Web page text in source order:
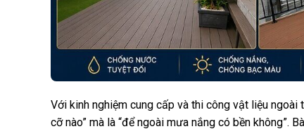
Với kinh nghiệm cung cấp và thi công vật liệu ngoài
cỡ nào” mà là “để ngoài mưa nắng có bền không”.